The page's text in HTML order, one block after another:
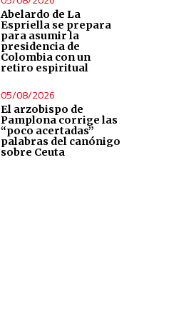
Abelardo de La
Espriella se prepara
para asumir la
presidencia de
Colombia con un
retiro espiritual
05/08/2026
El arzobispo de
Pamplona corrige las
“poco acertadas”
palabras del canónigo
sobre Ceuta